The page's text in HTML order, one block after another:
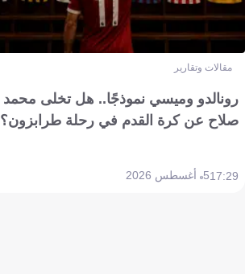
مقالات وتقارير
رونالدو وميسي نموذجًا.. هل تخلى محمد
صلاح عن كرة القدم في رحلة طرابزون؟
17:295 أغسطس 2026